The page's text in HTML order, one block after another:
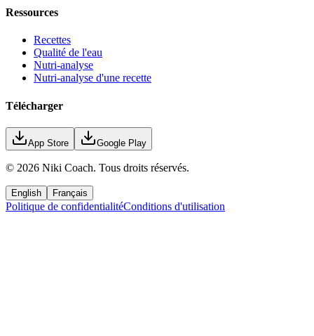
Ressources
Recettes
Qualité de l'eau
Nutri-analyse
Nutri-analyse d'une recette
Télécharger
App Store Google Play
© 2026 Niki Coach. Tous droits réservés.
English Français
Politique de confidentialitéConditions d'utilisation